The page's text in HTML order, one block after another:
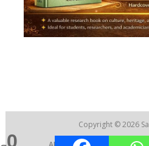
0
Copyright © 2026